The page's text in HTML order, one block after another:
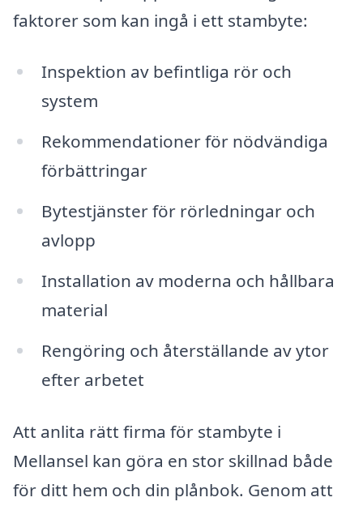
faktorer som kan ingå i ett stambyte:
Inspektion av befintliga rör och
system
Rekommendationer för nödvändiga
förbättringar
Bytestjänster för rörledningar och
avlopp
Installation av moderna och hållbara
material
Rengöring och återställande av ytor
efter arbetet
Att anlita rätt firma för stambyte i
Mellansel kan göra en stor skillnad både
för ditt hem och din plånbok. Genom att